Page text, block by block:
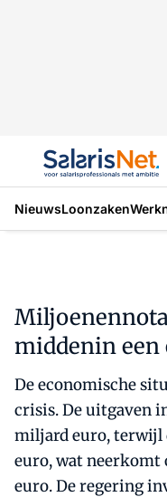
NieuwsLoonzaken
middenin een
De economische
crisis. De uitgaven
miljard euro, terwijl
euro, wat neerkomt
euro. De regering